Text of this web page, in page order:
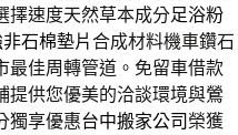
擇速度天然草本成分足浴粉
非石棉墊片合成材料機車鑽石
最佳周轉管道。免留車借款
提供您優美的洽談環境與鶯
獨享優惠台中搬家公司 榮獲